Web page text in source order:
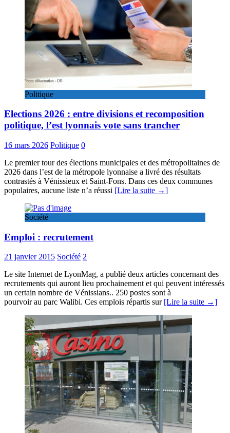
Politique
Elections 2026 : entre divisions et recomposition
politique, l’est lyonnais vote sans trancher
16 mars 2026 Politique 0
Le premier tour des élections municipales et des métropolitaines de
2026 dans l’est de la métropole lyonnaise a livré des résultats
contrastés à Vénissieux et Saint‑Fons. Dans ces deux communes
populaires, aucune liste n’a réussi [Lire la suite →]
Société
Emploi : recrutement
21 janvier 2015 Société 2
Le site Internet de LyonMag, a publié deux articles concernant des
recrutements qui auront lieu prochainement et qui peuvent intéressés
un certain nombre de Vénissians.. 250 postes sont à
pourvoir au parc Walibi. Ces emplois répartis sur [Lire la suite →]